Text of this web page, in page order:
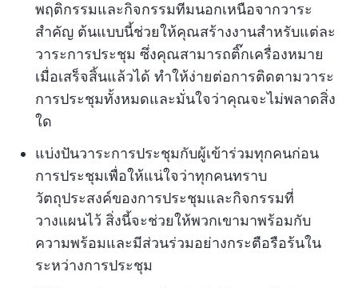
พฤติกรรมและกิจกรรมทีมนอกเหนือจากวาระ
สำคัญ ต้นแบบนี้ช่วยให้คุณสร้างงานสำหรับแต่ละ
วาระการประชุม ซึ่งคุณสามารถติ๊กเครื่องหมาย
เมื่อเสร็จสิ้นแล้วได้ ทำให้ง่ายต่อการติดตามวาระ
การประชุมทั้งหมดและมั่นใจว่าคุณจะไม่พลาดสิ่ง
ใด
แบ่งปันวาระการประชุมกับผู้เข้าร่วมทุกคนก่อน
การประชุมเพื่อให้แน่ใจว่าทุกคนทราบ
วัตถุประสงค์ของการประชุมและกิจกรรมที่
วางแผนไว้ สิ่งนี้จะช่วยให้พวกเขามาพร้อมกับ
ความพร้อมและมีส่วนร่วมอย่างกระตือรือร้นใน
ระหว่างการประชุม